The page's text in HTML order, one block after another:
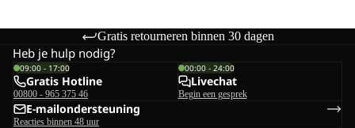
Gratis retourneren binnen 30 dagen
Heb je hulp nodig?
09:00 - 17:00
Gratis Hotline
00800 - 965 375 46
00:00 - 24:00
Livechat
Begin een gesprek
E-mailondersteuning
Reacties binnen 48 uur